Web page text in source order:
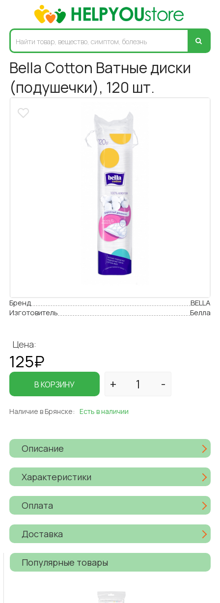
Bella Cotton Ватные диски
(подушечки), 120 шт.
Бренд
BELLA
Изготовитель
Белла
Цена:
125₽
В КОРЗИНУ
Наличие в Брянске: Есть в наличии
Описание
Характеристики
Оплата
Доставка
Популярные товары